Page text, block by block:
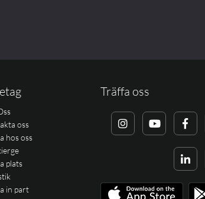
oss
hos oss
plats
in part
Träffa oss